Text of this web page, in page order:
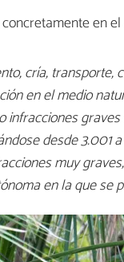
en
cría, transporte,
en el medio
infracciones
desde
muy
en la que se